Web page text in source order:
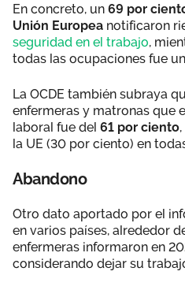
En concreto, un 69 por
Unión Europea notificaron
seguridad en el trabajo,
todas las ocupaciones fue
La OCDE también subraya
enfermeras y matronas que
laboral fue del 61 por ciento
la UE (30 por ciento) en
Abandono
Otro dato aportado por el
en varios países, alrededor
enfermeras informaron en
considerando dejar su